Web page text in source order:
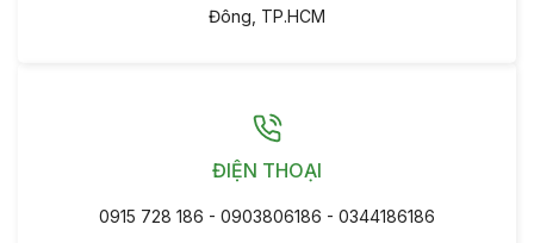
Đông, TP.HCM
ĐIỆN THOẠI
0915 728 186 - 0903806186 - 0344186186